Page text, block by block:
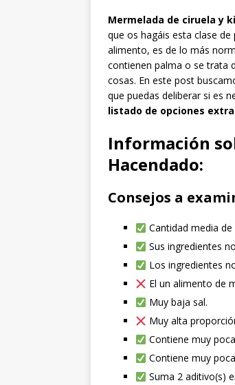
Mermelada de ciruela y
que os hagáis esta clase
alimento, es de lo más
contienen palma o se trata
cosas. En este post
que puedas deliberar si es
listado de opciones
Información
Hacendado:
Consejos a
Cantidad media
Sus ingredientes
Los ingredientes
El un alimento de
Muy baja sal.
Muy alta
Contiene muy
Contiene muy
Suma 2 aditivo(s)